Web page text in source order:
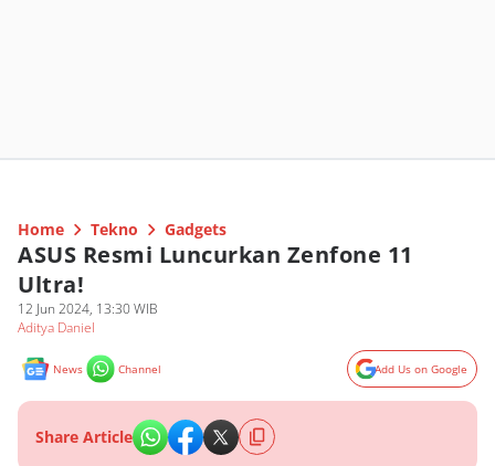
Home Tekno Gadgets
ASUS Resmi Luncurkan Zenfone 11
Ultra!
12 Jun 2024, 13:30 WIB
Aditya Daniel
News Channel Add Us on Google
Share Article